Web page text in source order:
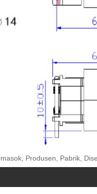
Produsen, Pabrik,